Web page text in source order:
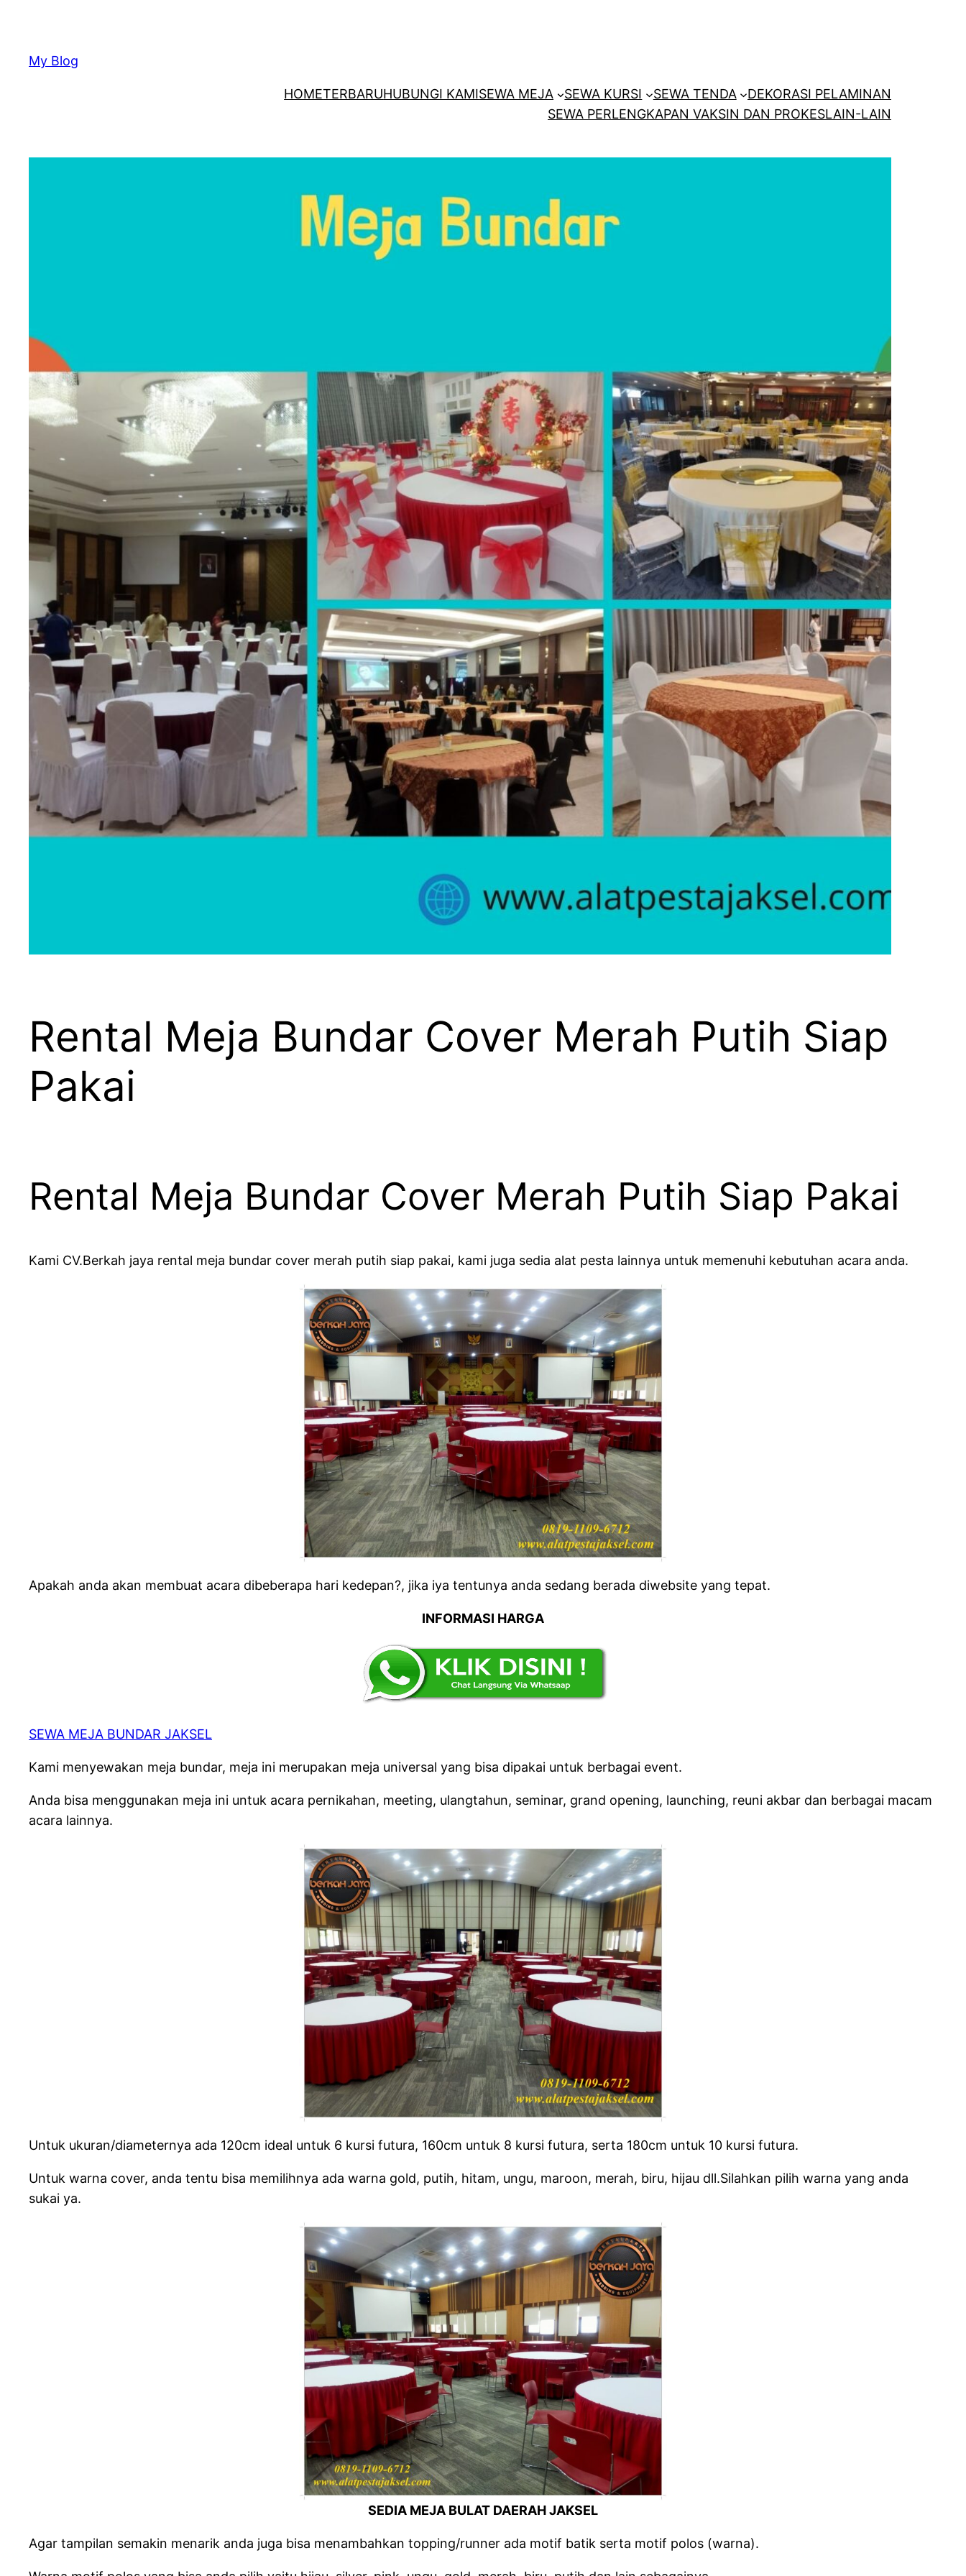
kontenMy Blog
HOMETERBARUHUBUNGI KAMISEWA MEJA SEWA KURSI SEWA TENDA
DEKORASI PELAMINAN
SEWA PERLENGKAPAN VAKSIN DAN PROKESLAIN-LAIN
Rental Meja Bundar Cover Merah Putih Siap
Pakai
Rental Meja Bundar Cover Merah Putih Siap Pakai
Kami CV.Berkah jaya rental meja bundar cover merah putih siap pakai, kami juga sedia alat pesta lainnya untuk memenuhi kebutuhan acara anda.
Apakah anda akan membuat acara dibeberapa hari kedepan?, jika iya tentunya anda sedang berada diwebsite yang tepat.
INFORMASI HARGA
SEWA MEJA BUNDAR JAKSEL
Kami menyewakan meja bundar, meja ini merupakan meja universal yang bisa dipakai untuk berbagai event.
Anda bisa menggunakan meja ini untuk acara pernikahan, meeting, ulangtahun, seminar, grand opening, launching, reuni akbar dan berbagai macam
acara lainnya.
Untuk ukuran/diameternya ada 120cm ideal untuk 6 kursi futura, 160cm untuk 8 kursi futura, serta 180cm untuk 10 kursi futura.
Untuk warna cover, anda tentu bisa memilihnya ada warna gold, putih, hitam, ungu, maroon, merah, biru, hijau dll.Silahkan pilih warna yang anda
sukai ya.
SEDIA MEJA BULAT DAERAH JAKSEL
Agar tampilan semakin menarik anda juga bisa menambahkan topping/runner ada motif batik serta motif polos (warna).